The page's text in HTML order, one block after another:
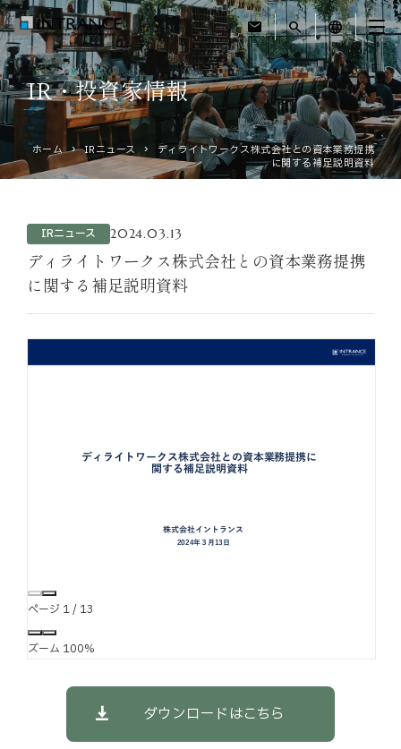
mail search language
トップ
企業情報
運営ホテル
IR・投資家情報
サステナビリティ
免責事項
IR・投資家情報
ホーム IRニュース
ディライトワークス株式会社との資本業務提携
に関する補足説明資料
IRニュース 2024.03.13
ディライトワークス株式会社との資本業務提携
に関する補足説明資料
ページ 1/ 13
ズーム 100%
ダウンロードはこちら